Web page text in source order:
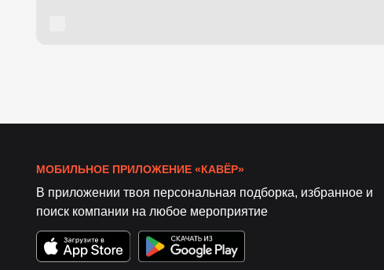
МОБИЛЬНОЕ ПРИЛОЖЕНИЕ «КАВЁР»
В приложении твоя персональная подборка, избранное и
поиск компании на любое мероприятие